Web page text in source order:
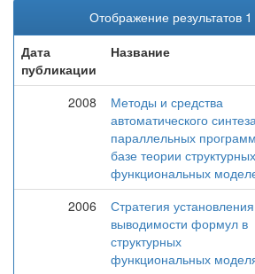
Отображение результатов
Дата
публикации
Название
2008
Методы и средства
автоматического
параллельных
базе теории структурных
функциональных
2006
Стратегия установления
выводимости формул в
структурных
функциональных